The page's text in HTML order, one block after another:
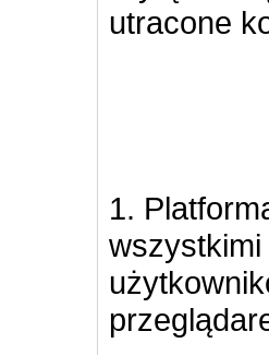
utracone
1.